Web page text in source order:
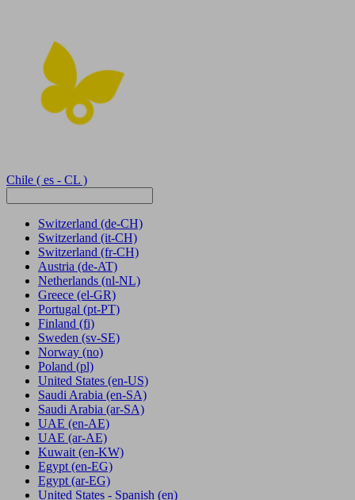
Chile ( es - CL )
Switzerland (de-CH)
Switzerland (it-CH)
Switzerland (fr-CH)
Austria (de-AT)
Netherlands (nl-NL)
Greece (el-GR)
Portugal (pt-PT)
Finland (fi)
Sweden (sv-SE)
Norway (no)
Poland (pl)
United States (en-US)
Saudi Arabia (en-SA)
Saudi Arabia (ar-SA)
UAE (en-AE)
UAE (ar-AE)
Kuwait (en-KW)
Egypt (en-EG)
Egypt (ar-EG)
United States - Spanish (en)